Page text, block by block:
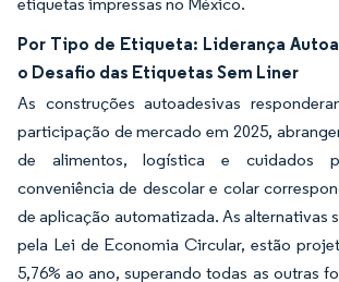
Por Tipo de Etiqueta: Liderança
o Desafio das Etiquetas Sem Liner
As construções autoadesivas
participação de mercado em 2025,
de alimentos, logística e cuidados
conveniência de descolar e colar
de aplicação automatizada. As alternativas
pela Lei de Economia Circular, estão
5,76% ao ano, superando todas as outras